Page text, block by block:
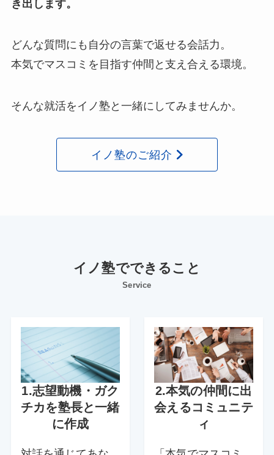
き出します。
どんな質問にも自分の言葉で返せる会話力。
本気でマスコミを目指す仲間と支え合える環境。
そんな就活をイノ塾と一緒にしてみませんか。
イノ塾のご紹介
イノ塾でできること
Service
1.志望動機・ガク
チカを塾長と一緒
に作成
2.本気の仲間に出
会えるコミュニテ
ィ